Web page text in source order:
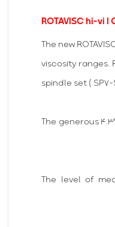
ROTAVISC hi-vi
The new
viscosity ranges.
spindle set (
The generous
The level of